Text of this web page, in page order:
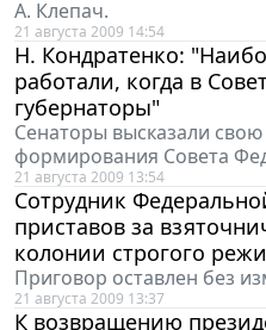
А. Клепач.
21 августа 2009 14:54
Н. Кондратенко:
работали, когда в
губернаторы"
Сенаторы высказали
формирования Совета
21 августа 2009 13:54
Cотрудник
приставов за
колонии строгого
Приговор оставлен без
21 августа 2009 13:37
К возвращению